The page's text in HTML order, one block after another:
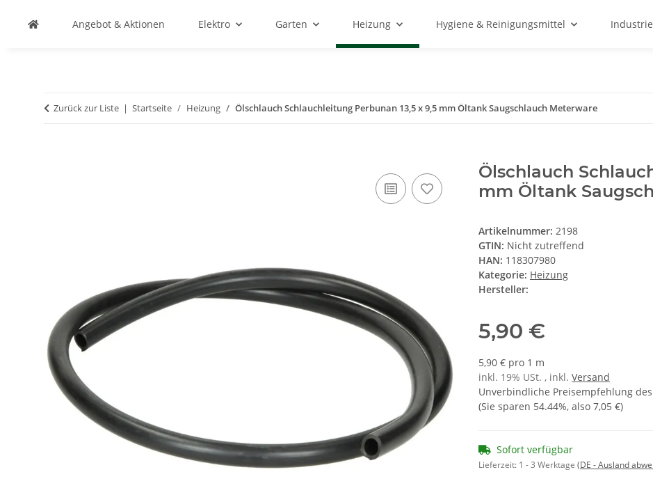
Angebot & Aktionen Elektro Garten Heizung Hygiene & Reinigungsmittel
Zurück zur Liste Startseite Heizung Ölschlauch Schlauchleitung Perbunan 13,5 x 9,5 mm Öltank Saugschlauch Meterware
Ölschlauch
mm Öltank
Artikelnummer: 2198
GTIN: Nicht zutreffend
HAN: 118307980
Kategorie: Heizung
Hersteller:
5,90 €
5,90 € pro 1 m
inkl. 19% USt. , inkl. Versand
Unverbindliche Preisempfehlung
(Sie sparen 54.44%, also 7,05 €)
Sofort verfügbar
Lieferzeit: 1 - 3 Werktage (DE - Ausland